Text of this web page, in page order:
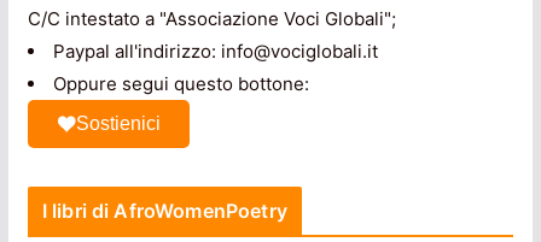
C/C intestato a "Associazione Voci Globali";
Paypal all'indirizzo: info@vociglobali.it
Oppure segui questo bottone:
Sostienici
I libri di AfroWomenPoetry